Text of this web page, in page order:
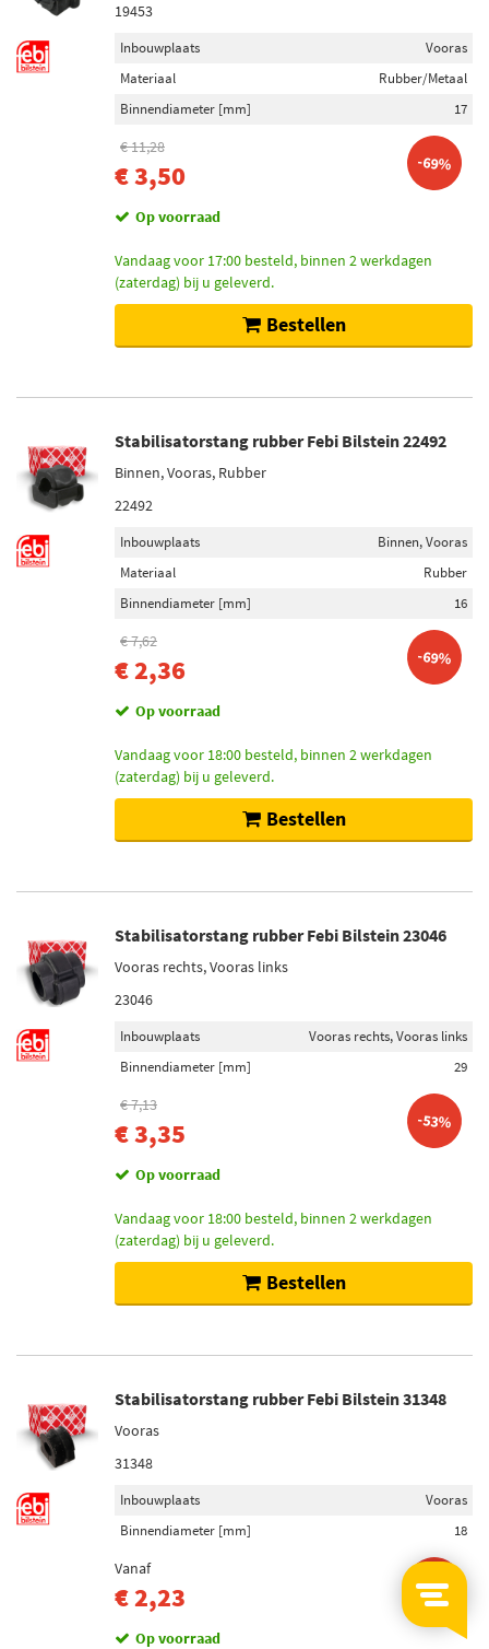
19453
Inbouwplaats
Vooras
Materiaal
Rubber/Metaal
Binnendiameter [mm]
17
€ 11,28
€ 3,50 -69%
Op voorraad
Vandaag voor 17:00 besteld, binnen 2 werkdagen
(zaterdag) bij u geleverd.
Bestellen
Stabilisatorstang rubber Febi Bilstein 22492
Binnen, Vooras, Rubber
22492
Inbouwplaats
Binnen, Vooras
Materiaal
Rubber
Binnendiameter [mm]
16
€ 7,62
€ 2,36 -69%
Op voorraad
Vandaag voor 18:00 besteld, binnen 2 werkdagen
(zaterdag) bij u geleverd.
Bestellen
Stabilisatorstang rubber Febi Bilstein 23046
Vooras rechts, Vooras links
23046
Inbouwplaats
Vooras rechts, Vooras links
Binnendiameter [mm]
29
€ 7,13
€ 3,35 -53%
Op voorraad
Vandaag voor 18:00 besteld, binnen 2 werkdagen
(zaterdag) bij u geleverd.
Bestellen
Stabilisatorstang rubber Febi Bilstein 31348
Vooras
31348
Inbouwplaats
Vooras
Binnendiameter [mm]
18
Vanaf
€ 2,23 -53%
Op voorraad